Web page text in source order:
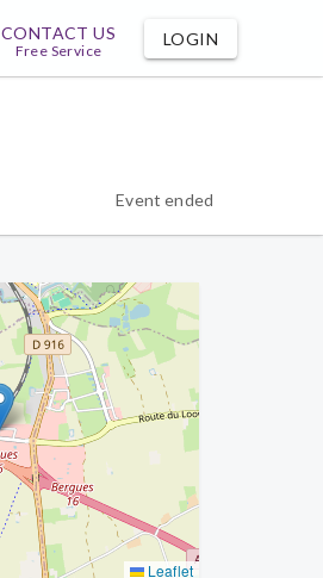
CONTACT US
Free Service
LOGIN
Event ended
Leaflet